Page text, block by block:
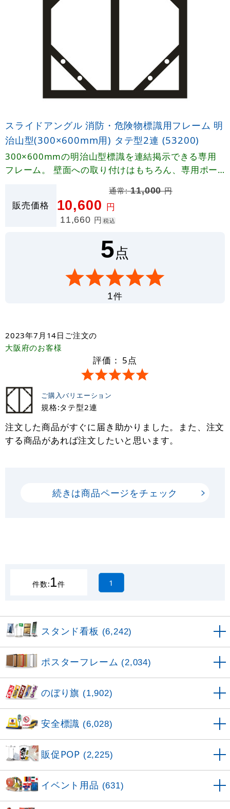
スライドアングル 消防・危険物標識用フレーム 明
治山型(300×600mm用) タテ型2連 (53200)
300×600mmの明治山型標識を連結掲示できる専用
フレーム。 壁面への取り付けはもちろん、専用ポー
販売価格
通常:11,000円
10,600 円
11,660 円 税込
5点
1件
2023年7月14日 ご注文の
大阪府のお客様
評価： 5点
ご購入バリエーション
規格:タテ型2連
注文した商品がすぐに届き助かりました。また、注文
する商品があれば注文したいと思います。
続きは商品ページをチェック
件数:1件 1
スタンド看板 (6,242)
ポスターフレーム (2,034)
のぼり旗 (1,902)
安全標識 (6,028)
販促POP (2,225)
イベント用品 (631)